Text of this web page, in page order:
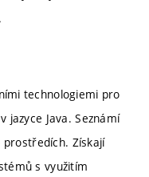
technologiemi pro
jazyce Java. Seznámí
Získají
s využitím